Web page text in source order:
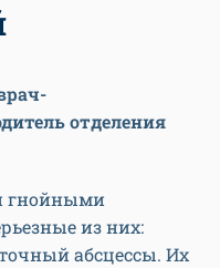
отделения
гнойными
из них:
абсцессы. Их